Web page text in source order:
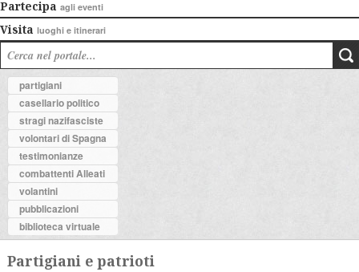
Partecipa agli eventi
Visita luoghi e itinerari
partigiani
casellario politico
stragi nazifasciste
volontari di Spagna
testimonianze
combattenti Alleati
volantini
pubblicazioni
biblioteca virtuale
Partigiani e patrioti